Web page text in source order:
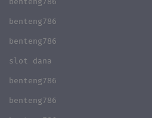
benteng786
benteng786
slot dana
benteng786
benteng786